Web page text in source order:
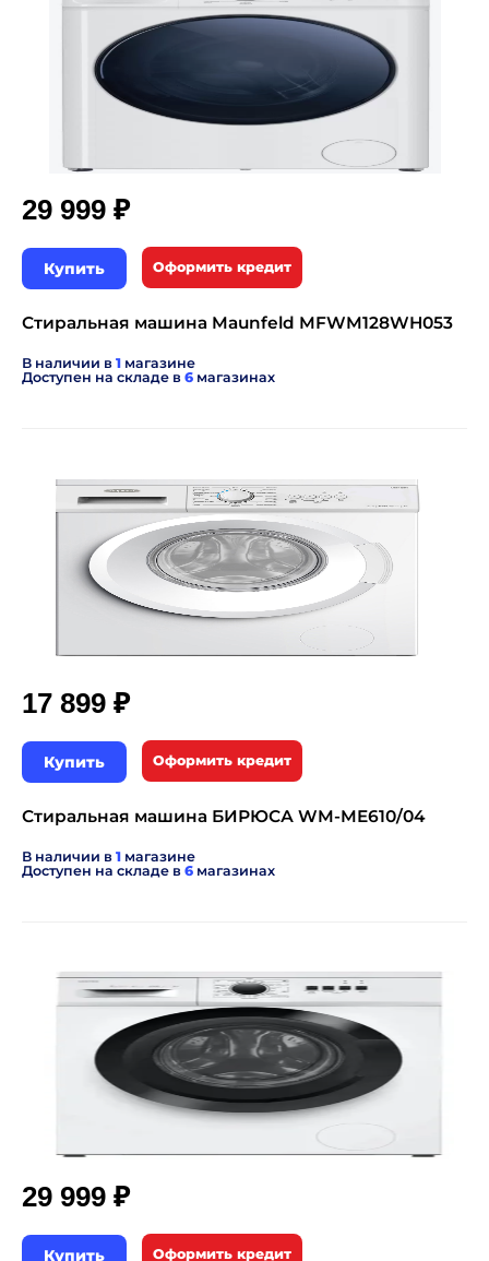
29 999 ₽
Купить Оформить кредит
Стиральная машина Maunfeld MFWM128WH053
В наличии в 1 магазине
Доступен на складе в 6 магазинах
17 899 ₽
Купить Оформить кредит
Стиральная машина БИРЮСА WM-ME610/04
В наличии в 1 магазине
Доступен на складе в 6 магазинах
29 999 ₽
Купить Оформить кредит